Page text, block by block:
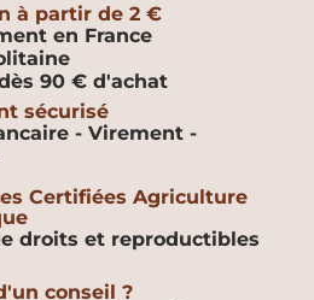
à partir de 2 €
en France
90 € d'achat
sécurisé
- Virement -
Certifiées Agriculture
droits et reproductibles
conseil ?